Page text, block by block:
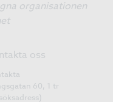
organisationen
oss
60, 1 tr